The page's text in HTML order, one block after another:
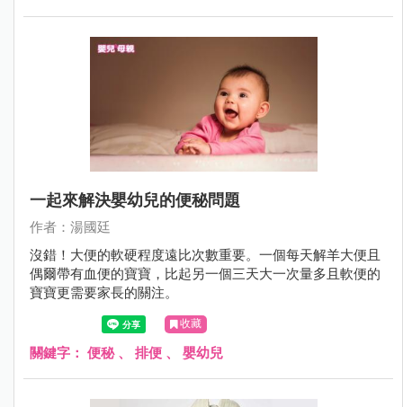
一起來解決嬰幼兒的便秘問題
作者：湯國廷
沒錯！大便的軟硬程度遠比次數重要。一個每天解羊大便且
偶爾帶有血便的寶寶，比起另一個三天大一次量多且軟便的
寶寶更需要家長的關注。
收藏
關鍵字： 便秘、 排便 、 嬰幼兒